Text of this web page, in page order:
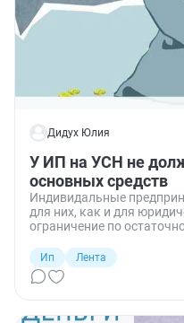
Дидух Юлия
У ИП на УСН не
основных средств
Индивидальные
для них, как и для
ограничение по
При превышении лимита
УСН, напомнили в
Ип
Лента